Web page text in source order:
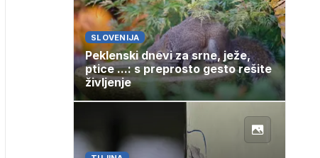
SLOVENIJA
Peklenski dnevi za srne, ježe,
ptice ...: s preprosto gesto rešite
življenje